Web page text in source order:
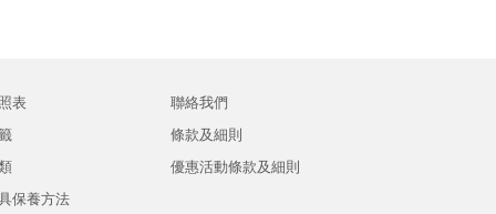
表
保養方法
聯絡我們
條款及細則
優惠活動條款及細則